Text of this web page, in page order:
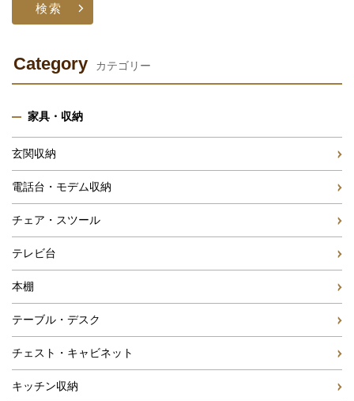
Category カテゴリー
家具・収納
玄関収納
電話台・モデム収納
チェア・スツール
テレビ台
本棚
テーブル・デスク
チェスト・キャビネット
キッチン収納